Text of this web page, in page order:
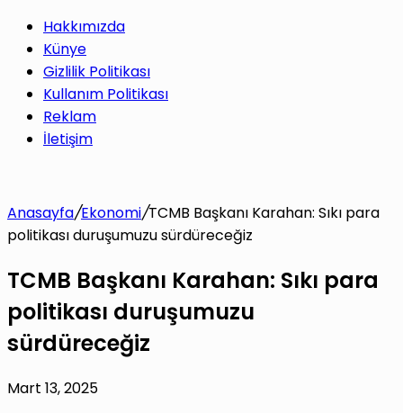
Hakkımızda
Künye
Gizlilik Politikası
Kullanım Politikası
Reklam
İletişim
Anasayfa/Ekonomi/TCMB Başkanı Karahan: Sıkı para
politikası duruşumuzu sürdüreceğiz
TCMB Başkanı Karahan: Sıkı para
politikası duruşumuzu
sürdüreceğiz
Mart 13, 2025